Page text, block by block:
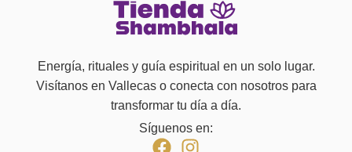
Energía, rituales y guía espiritual en un solo lugar.
Visítanos en Vallecas o conecta con nosotros para
transformar tu día a día.
Síguenos en: